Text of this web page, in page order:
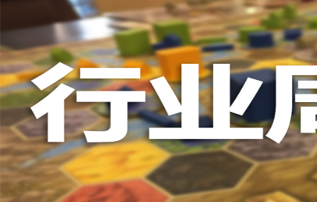
否进入罪恶的回合，鉴于次数有限以及是在英雄之后，这对
雄在场上存活的时间推移，英雄会变得更强，为了不断重创
日记录表，末日记录表上的数字越大，罪恶将会变得愈加难
竭尽全力后，仍要凭着压倒性的力量夷平土地。 与罪恶相对应的，是英雄阵营。每一次游戏，会在众
多英雄中（基础是七个，扩展中还有二十个左右）选择七个
的能力，也各有侧重，这一点的设计使游戏可玩度更高。然
的危机，英雄的每次行动都需要深思熟虑，与队友的配合显
英雄更是需要不断搜寻装备武装自己，然而每一轮的装备数
英雄为了目标浴血奋战，然而行动有限，资源有限，英雄们
战、面对压力的人来说，英雄的阵营将让你沉浸于此。，而
我体验的六局里，只扮演了一次罪恶，大多数作为英雄时，
游戏，不仅仅是挑战，而是它本身加入的运气因素和策略程
实现的艰巨挑战。大家有机会确实值得尝试！